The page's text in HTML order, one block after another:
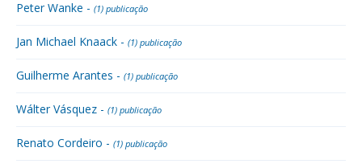
Peter Wanke - (1) publicação
Jan Michael Knaack - (1) publicação
Guilherme Arantes - (1) publicação
Wálter Vásquez - (1) publicação
Renato Cordeiro - (1) publicação